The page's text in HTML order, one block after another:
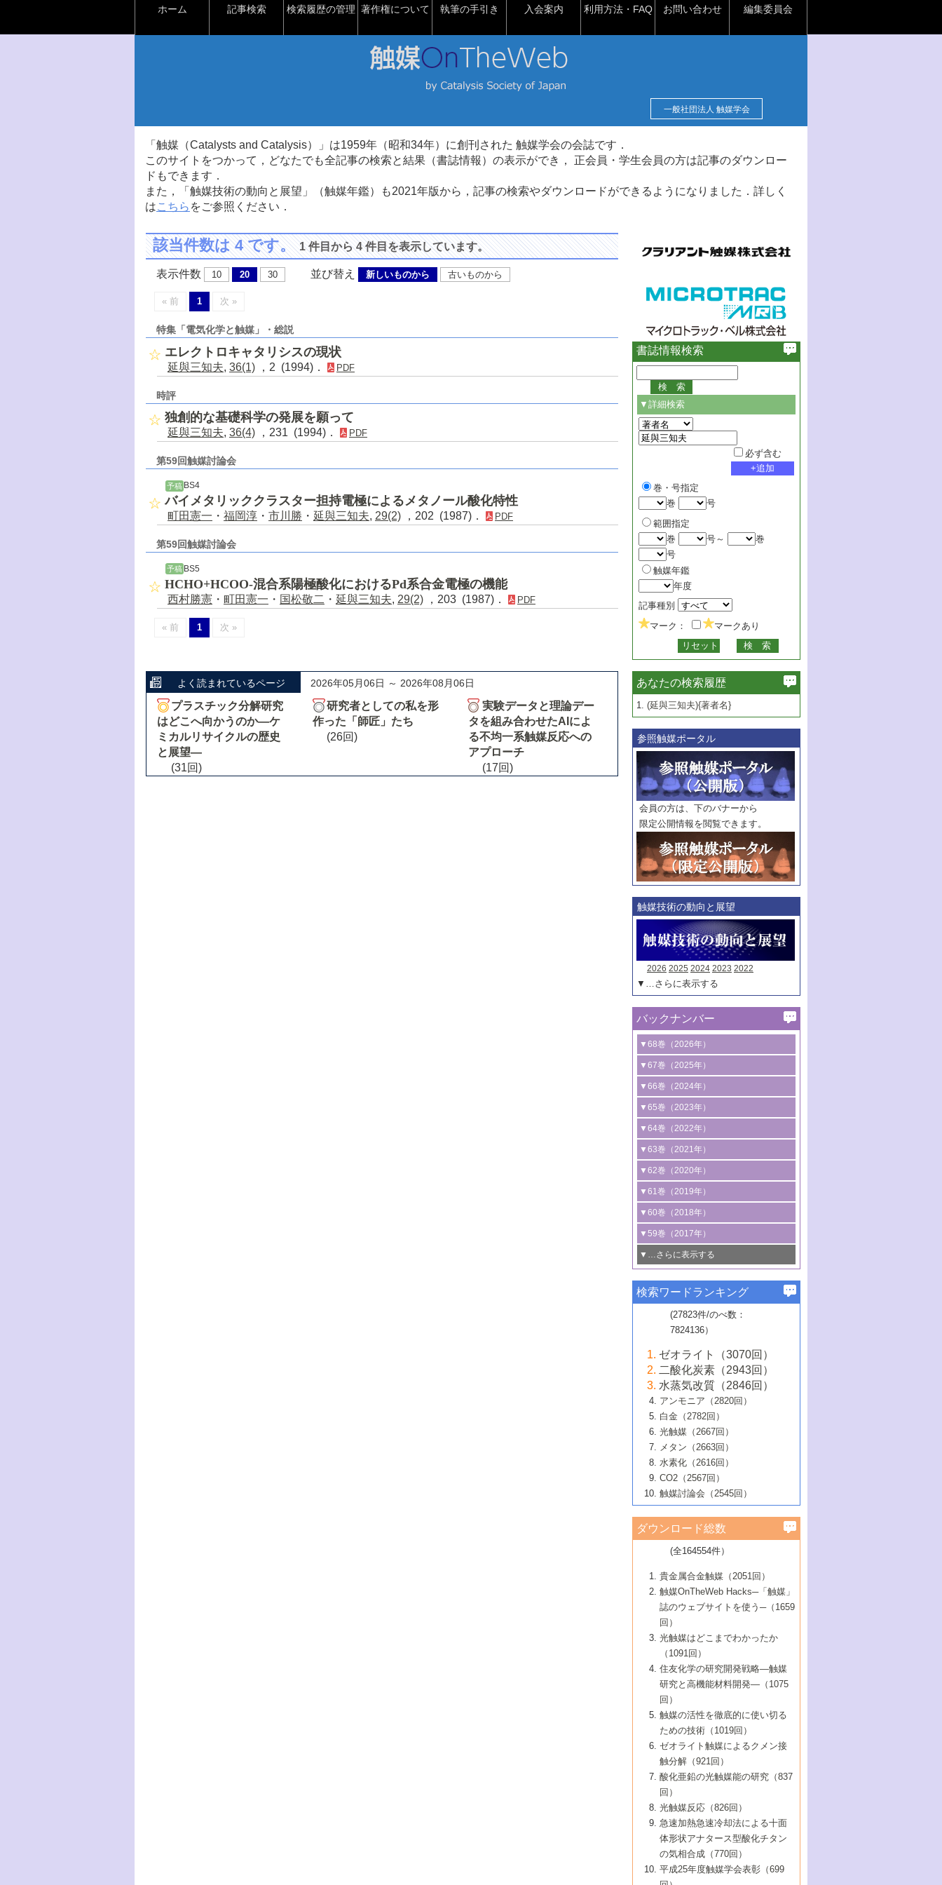
ホーム 記事検索 検索履歴の管理 著作権について 執筆の手引き 入会案内 利用方法・FAQ お問い合わせ 編集委員会
一般社団法人 触媒学会
「触媒（Catalysts and Catalysis）」は1959年（昭和34年）に創刊された 触媒学会の会誌です．
このサイトをつかって，どなたでも全記事の検索と結果（書誌情報）の表示ができ， 正会員・学生会員の方は記事のダウンロー
ドもできます．
また，「触媒技術の動向と展望」（触媒年鑑）も2021年版から，記事の検索やダウンロードができるようになりました．詳しく
はこちら をご参照ください．
該当件数は 4 です。1 件目から 4 件目を表示しています。
表示件数 10 20 30 並び替え 新しいものから 古いものから
« 前 1 次 »
特集「電気化学と触媒」・総説
エレクトロキャタリシスの現状
延與三知夫, 36(1) ，2 (1994)． PDF
時評
独創的な基礎科学の発展を願って
延與三知夫, 36(4) ，231 (1994)． PDF
第59回触媒討論会
予稿BS4
バイメタリッククラスター担持電極によるメタノール酸化特性
町田憲一 ・ 福岡淳 ・ 市川勝 ・ 延與三知夫, 29(2) ，202 (1987)． PDF
第59回触媒討論会
予稿 BS5
HCHO+HCOO-混合系陽極酸化におけるPd系合金電極の機能
西村勝憲 ・ 町田憲一 ・ 国松敬二 ・ 延與三知夫, 29(2) ，203 (1987)． PDF
« 前 1 次 »
よく読まれているページ 2026年05月06日 ～ 2026年08月06日
プラスチック分解研究
はどこへ向かうのか―ケ
ミカルリサイクルの歴史
と展望―
(31回)
研究者としての私を形
作った「師匠」たち
(26回)
実験データと理論デー
タを組み合わせたAIによ
る不均一系触媒反応への
アプローチ
(17回)
書誌情報検索
▼詳細検索
必ず含む
巻・号指定
巻
号
範囲指定
巻
号～
巻
号
触媒年鑑
年度
記事種別
マーク：
マークあり
あなたの検索履歴
1. (延與三知夫){著者名}
参照触媒ポータル
会員の方は、下のバナーから
限定公開情報を閲覧できます。
触媒技術の動向と展望
2026 2025 2024 2023 2022
▼…さらに表示する
バックナンバー
▼68巻（2026年）
1号 過酸化水素合成に関する研究動向
2号 コンピューター技術により加速する
触媒開発
3号 有機分子変換やCO 資源化のための
光触媒に関する最近の研究
B号 第137回触媒討論会（2026年）
▼67巻（2025年）
1号 CO
水素化によるグリーン燃料/グリ
ーンケミカル製造
2号 水素製造のための水分解技術に関す
る最近の研究
3号 オレフィン系樹脂の精密合成に関す
る最新技術
4号 アルコール類の効率的変換を実現す
る非貴金属触媒の研究動向
5号 ゼオライトの合成と応用における研
究動向
6号 ヘテロ接合界面
B号 第135回触媒討論会（2025年）
▼66巻（2024年）
1号 低次元ナノ構造を有する触媒材料
2号 規制反応場を活用した固体触媒研究
の新展開
3号 未踏分子変換を目指した酸化触媒プ
ロセスの最前線
4号 シンクロトロン放射光および中性子
線を利用した触媒解析技術の最先端
5号 単原子触媒
6号 参照触媒委員会からのお知らせ
B号 第133回触媒討論会（2023年）
▼65巻（2023年）
1号 炭素が関わる触媒機能
2号 プラスチックケミカルリサイクルの
ための触媒技術
3号 非酸化物系金属化合物を基盤とした
触媒材料の開発
4号 格子酸素・格子酸素欠陥を利用した
触媒反応
5号 生体触媒によるエネルギー変換反応
6号 窒素とリンの循環のための触媒・機
能性材料
▼64巻（2022年）
1号 合成ガス製造とCOを用いるケミカル
ズ合成の最新動向
2号 化学品合成のための合金触媒開発
3号 CO の排出削減および有効活用のた
めの触媒技術
4号 若手による情報発信企画～とびたて
若き触媒の研究者たち～（1）
若き触媒の研究者たち～（2）
6号 石油のノーブル・ユースを志向した
触媒技術
大学：オンライン・対面開催）
▼63巻（2021年）
1号 金触媒の新展開
2号 ペロブスカイト
3号 特殊反応場を利用した触媒的分子変
換反応
4号 多孔質材料を用いた触媒の新展開
5号 情報学的手法を用いた触媒開発
6号 カーボンニュートラルに向けた電解
技術
B号 第127回触媒討論会（2021年・オン
ライン開催(Zoom)のみ）
▼62巻（2020年）
1号 触媒設計を拓く欠陥構造のキャラク
タリゼーション
2号 機能化学品製造に資するクリーンな
触媒的酸化反応
3号 水処理のための触媒化学
4号 光触媒を用いた水分解の最新の研究
動向
5号 次世代の触媒プロセスを支えるマイ
6号 メタン転換技術の最新動向
B号 第125回触媒討論会（2020年・工学
院大学）
▼61巻（2019年）
1号 物質移動制御に着目した触媒プロセ
ス開発
2号 CO2 フリー水素サプライチェーンに
関わる触媒開発動向
3号 精密高分子合成に関する最近の研究
動向
4号 バイオマス化成品製造のための触媒
5号 固体触媒による含窒素有機化合物変
換の最前線
6号 貴金属使用量低減に向けた自動車排
ガス浄化触媒の開発
B号 第123回触媒討論会（2019年・大阪
▼60巻（2018年）
1号 固体酸触媒の最新の研究動向
2号 二酸化炭素からの有用化学品合成
3号 ナノ粒子・クラスター触媒の最前線
4号 60周年記念企画
5号 進化するゼオライト合成技術
6号 非貴金属系触媒における電気化学的
B号 第121回触媒討論会（2018年・東京
大学）
▼59巻（2017年）
1号 いたるところに，触媒
最先端技術
3号 無機分離膜材料の開発と触媒反応プ
ロセスへの適用
5号 水素のふるまいを解き明かす最先端
研究
6号 低級アルカンの有効利用のための触
媒技術
B号 第119回触媒討論会（2017年・首都
大学東京）
▼…さらに表示する
1号 ユニークな構造の高分子を生み出す触
2号 リグニンからの化成品製造に向けた触
媒技術
3号 触媒研究の最先端～とびたて若き研究
者たち～（1）
4号 触媒研究の最先端～とびたて若き研究
者たち～（2）
5号 触媒研究の最先端～とびたて若き研究
者たち～（3）
6号 イオニクス材料と燃料電池・電解合成
の最新の研究動向
B号 第117回触媒討論会（2016年・大阪府
立大学）
▼57巻（2015年）
1号 水素キャリアにかかわる触媒技術の新
2号 石油精製用触媒の最近の進展
3号 固体酸化物形燃料電池（SOFC）におけ
るアノード触媒上での燃料直接改質技術
4号 コアシェル構造の制御による触媒機能
5号 工業触媒およびその周辺技術の最近の
進歩
6号 ナノシート
B号 第115回触媒討論会（2015年・成蹊大
▼56巻（2014年）
2号 光触媒反応機構に関する最新の研究動
向
開発動向
4号 人工光合成に向けた近年のアプローチ
5号 未利用熱エネルギーの有効活用に貢献
する触媒技術
6号 ポリオキソメタレート
B号 第113回触媒討論会（2014年・ロワジ
ールホテル豊橋）
1号 高耐久性燃料電池システム用触媒にお
ける新展開
2号 リビングラジカル重合の最近の動向
3号 天然ガスの化学工業的展開に関する触
媒技術
4号 貴金属触媒の精密構造制御とその活用
5号 バイオマス化成品製造のための固体触
6号 ナノ空間─吸着状態解析から新機能開拓
B号 第111回触媒討論会（2013年・関西大
▼54巻（2012年）
1号 規則性多孔体の利用技術における最近
の進歩
2号 第109回触媒討論会
3号 貴金属低減技術の最新動向
4号 貴金属代替技術の最新動向
5号 光触媒による物質変換反応の新展開
6号 グラフェン
7号 水素を利用する化成品合成の新潮流
▼53巻（2011年）
1号 金属学から見る合金触媒の新展開
2号 第107回触媒討論会
3号 触媒のその場観察法の進歩（１）
4号 触媒のその場観察法の進歩（２）
5号 不活性結合の触媒的活性化による有機
合成
6号 新しい固体酸触媒技術
7号 ゼオライト合成における最近の進歩
▼52巻（2010年）
1号 触媒の劣化対策と長寿命触媒開発
2号 第105回触媒討論会
3号 ナノ構造が拓く新機能
4号 活性サイトおよびその環境の精密な設
計による触媒の高機能化
5号 触媒を有効に使うための技術
7号 有機分子触媒による精密有機合成
8号 高機能化ポリオレフィンに向けた重合
触媒の最近の進展
1号 炭素材料－熱い注目を集める材料－
2号 第103回触媒討論会
3号 環境浄化用光触媒の現状と課題
4号 水素社会の実現に向けた水素製造・貯
蔵技術の進歩
5号 CO2が関わる触媒・材料
7号 持続可能社会実現のための触媒および
触媒関連技術
▼50巻（2008年）
1号 触媒化学と学会のこの10年，半世紀，
そして未来
2号 第101回触媒討論会
4号 錯体を利用したユニークな表面構造の
構築と機能
5号 若手会員による触媒研究の未来展望1：
企業編
6号 第102回触媒討論会
7号 触媒・化学反応における計算化学の進
8号 若手研究者による触媒研究の未来展望
2：大学・研究所編
▼49巻（2007年）
1号 含フッ素化合物の合成と触媒
2号 第99回触媒討論会
3号 実用的ファインケミカル合成プロセス
を実現する触媒
5号 こんな物質，あんな物質―新たな触媒
の可能性―
7号 『結晶の化学』を活かした触媒研究
8号 イオン液体の応用
▼48巻（2006年）
1号 固体酸触媒の最近の進歩
2号 第97回触媒討論会
3号 リビング重合触媒の最近の展開
5号 水素製造・貯蔵のための触媒技術の新
しい展開
6号 第98回触媒討論会
7号 基礎化学品製造の触媒技術
8号 多機能型リアクター
1号 最近の触媒担体とその効果
2号 第95回触媒討論会
4号 水分解用光触媒材料
5号 時間分解分光の進歩と応用
6号 第96回触媒討論会
8号 超臨界流体を用いた化学プロセスの新
▼46巻（2004年）
1号 部分酸化反応触媒の最前線
2号 第93回触媒討論会
3号 特殊エネルギー場の触媒反応
4号 生体内における金属の触媒作用
5号 ファインケミカルズの展開に寄与する
6号 第94回触媒討論会
7号 サブナノレベルでみた新しい表面現象
8号 オレフィン重合触媒の新たな展
▼45巻（2003年）
1号 なぜこの触媒が良いのか？
2号 第91回触媒討論会
3号 最近の自動車排ガス処理技術
4号 触媒研究の現状と将来─第90回触媒討論
5号 基礎化学品製造の触媒技術
6号 第92回触媒討論会
7号 基礎化学品製造の触媒技術
8号 資源の循環と触媒技術
▼44巻（2002年）
1号 高次制御された触媒の化学
2号 第89回触媒討論会
3号 触媒を利用した電気化学の新展開
4号 ナノ材料の調製と機能化
5号 こんな触媒が欲しい
6号 第90回触媒討論会
7号 触媒研究と学術雑誌/情報
8号 若い世代からみた触媒化学の現状と未
▼43巻（2001年）
1号 グリーンケミストリーと触媒
2号 第87回触媒討論会特集号
3号 生体触媒とバイオプロセス
4号 水素製造・利用の触媒化学
5号 触媒研究における新しい切り口：コン
ビナトリアルケミストリー
6号 第88回触媒討論会特集号
7号 企業における触媒研究のブレークスル
8号 この材料を触媒として使ってみません
▼42巻（2000年）
1号 触媒反応工学の明日を拓く
2号 第85回触媒討論会
3号 反応ダイナミクス
5号 触媒のおもしろさをどのように伝える
6号 第86回触媒討論会
7号 水素化精製触媒の新しい展開
8号 新しい反応性と機能性を目指した金属
クラスタ-化学
▼41巻（1999年）
1号 孔、穴、あな?-特異な空間とその利用-
2号 第83回触媒討論会
3号 均一系触媒反応最前線
4号 実用炭素材料の新展開
5号 研究の方法論を考える
7号 機能性金属材料と触媒
8号 触媒研究へのNMRの応用と展望
▼40巻（1998年）
進展と21世紀への提言/創立40周年記念・触
媒学会この10年の歩みとこれから/創立40周
2号 第81回触媒討論会
3号 計算機触媒化学へのさそい
4号 触媒劣化の制御と予測
5号 最新の実用プロセスと触媒
6号 第82回触媒討論会
7号 ナノ構造体の化学
8号 あの反応は今
1号 均一系と不均一系触媒反応-その特徴と
接点
2号 第79回触媒討論会
3号 最新NO除去触媒の実用化研究
4号 新しい反応場を目指した触媒調製
5号 反応・分離技術の新しい展開
6号 第80回触媒討論会
8号 AFMでみる世界
▼38巻（1996年）
1号 触媒の構造と触媒作用/C1化学を中心と
する21世紀への触媒
3号 オリンピックメダル:金・銀・銅はどん
な触媒作用を示すか
4号 触媒作用における機能の複合化
5号 未来を拓け！若手研究者
6号 第78回触媒討論会
7号 ダイナミックな領域への触媒研究の展
開/C1化学を中心とする21世紀への触媒
▼37巻（1995年）
1号 ファインケミカルズと固体触媒
2号 第75回触媒討論会
3号 希土類を利用した触媒
4号 触媒とリサイクル
5号 エネルギー変換触媒
6号 第76回触媒討論会
7号 表面吸着相の新しい展開
8号 マイクロポーラス・クリスタル触媒の
▼36巻（1994年）
1号 電気化学と触媒
2号 第73回触媒討論会
3号 C4化学の展開
4号 《通常号》
5号 《通常号》
6号 第74回触媒討論会
▼35巻（1993年）
1号 工業触媒開発マニュアル―探索から工
業化まで
2号 第71回触媒討論会
3号 研究開発のうらおもて―着想と展開
4号 触媒劣化と寿命の予測
5号 環境に優しい触媒
▼34巻（1992年）
1号 インパクトを与えたこの研究
2号 第69回触媒討論会
3号 ケミカルズ合成触媒―新しい展開と応
▼33巻（1991年）
1号 触媒プロセス開発マニュアル―探索か
ら工業化まで，知っておきたいこと PartII
2号 第67回触媒討論会
▼32巻（1990年）
1号 21世紀に向けて触媒研究の飛躍をめざ
す―触媒化学の裾野を広げよう
2号 第65回触媒討論会
▼31巻（1989年）
1号 情報科学と反応設計・材料設計
▼30巻（1988年）
検索ワードランキング
(27823件/のべ数：
7824136）
ゼオライト（3070回）
二酸化炭素（2943回）
水蒸気改質（2846回）
アンモニア（2820回）
白金（2782回）
光触媒（2667回）
メタン（2663回）
水素化（2616回）
CO2（2567回）
触媒討論会（2545回）
ダウンロード総数
(全164554件）
貴金属合金触媒（2051回）
触媒OnTheWeb Hacks─「触媒」
誌のウェブサイトを使う─（1659
回）
光触媒はどこまでわかったか
（1091回）
住友化学の研究開発戦略―触媒
研究と高機能材料開発―（1075
回）
触媒の活性を徹底的に使い切る
ための技術（1019回）
ゼオライト触媒によるクメン接
触分解（921回）
酸化亜鉛の光触媒能の研究（837
回）
光触媒反応（826回）
急速加熱急速冷却法による十面
体形状アナタース型酸化チタン
の気相合成（770回）
平成25年度触媒学会表彰（699